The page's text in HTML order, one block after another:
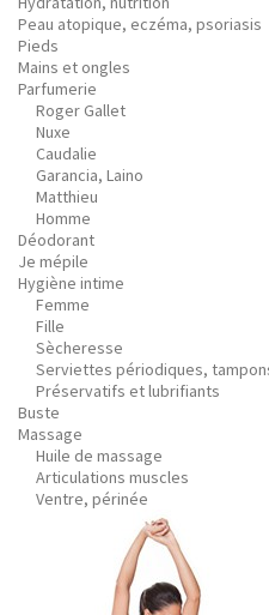
Peau atopique, eczéma, psoriasis
Pieds
Mains et ongles
Parfumerie
Roger Gallet
Nuxe
Caudalie
Garancia, Laino
Matthieu
Homme
Déodorant
Je mépile
Hygiène intime
Femme
Fille
Sècheresse
Serviettes périodiques,
Préservatifs et lubrifiants
Buste
Massage
Huile de massage
Articulations muscles
Ventre, périnée